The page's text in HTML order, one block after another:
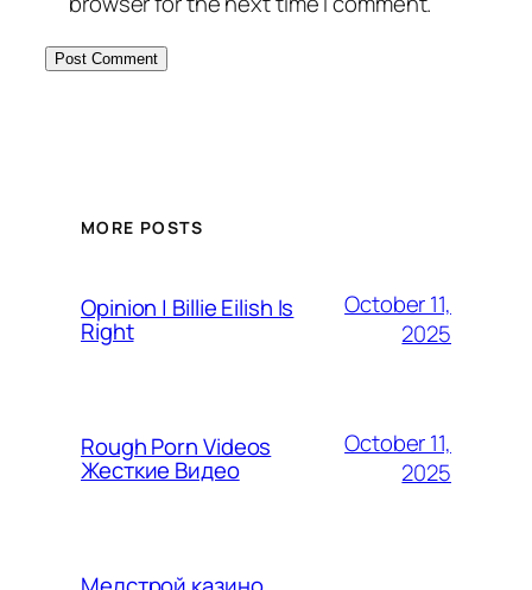
MORE POSTS
Opinion | Billie Eilish Is
Right
October 11,
2025
Rough Porn Videos
Жесткие Видео
October 11,
2025